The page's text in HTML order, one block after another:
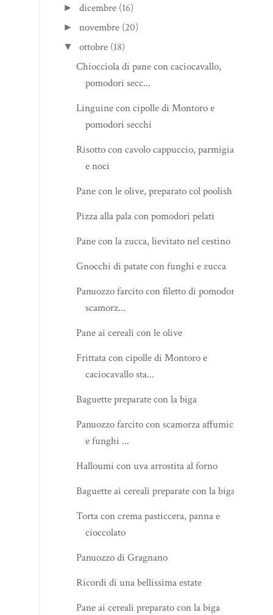
►dicembre (16)
►novembre (20)
▼ ottobre (18)
Chiocciola di pane con caciocavallo,
pomodori secc...
Linguine con cipolle di Montoro e
pomodori secchi
Risotto con cavolo cappuccio, parmigiano
e noci
Pane con le olive, preparato col poolish
Pizza alla pala con pomodori pelati
Pane con la zucca, lievitato nel cestino
Gnocchi di patate con funghi e zucca
Panuozzo farcito con filetto di pomodori e
scamorz...
Pane ai cereali con le olive
Frittata con cipolle di Montoro e
caciocavallo sta...
Baguette preparate con la biga
Panuozzo farcito con scamorza affumicata
e funghi ...
Halloumi con uva arrostita al forno
Baguette ai cereali preparate con la biga
Torta con crema pasticcera, panna e
cioccolato
Panuozzo di Gragnano
Ricordi di una bellissima estate
Pane ai cereali preparato con la biga